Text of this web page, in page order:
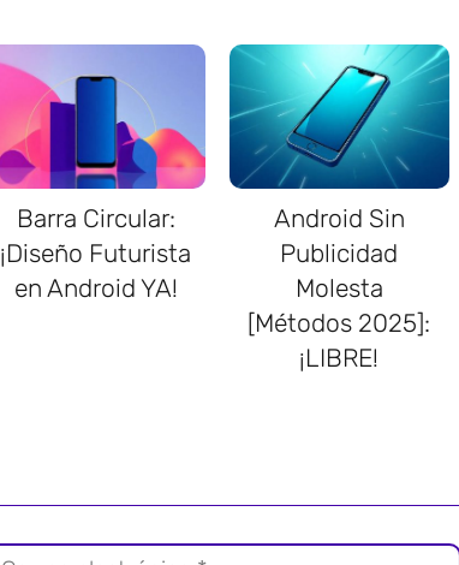
Barra Circular:
¡Diseño Futurista
en Android YA!
Android Sin
Publicidad
Molesta
[Métodos 2025]:
¡LIBRE!